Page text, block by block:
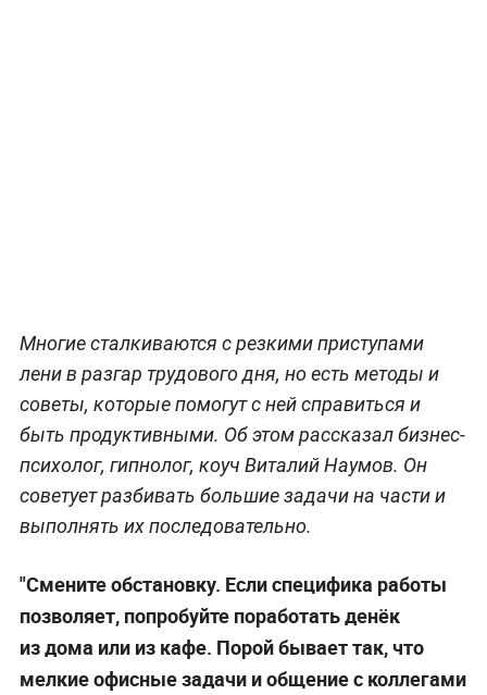
Многие сталкиваются с резкими приступами
лени в разгар трудового дня, но есть методы и
советы, которые помогут с ней справиться и
быть продуктивными. Об этом рассказал бизнес-
психолог, гипнолог, коуч Виталий Наумов. Он
советует разбивать большие задачи на части и
выполнять их последовательно.
"Смените обстановку. Если специфика работы
позволяет, попробуйте поработать денёк
из дома или из кафе. Порой бывает так, что
мелкие офисные задачи и общение с коллегами